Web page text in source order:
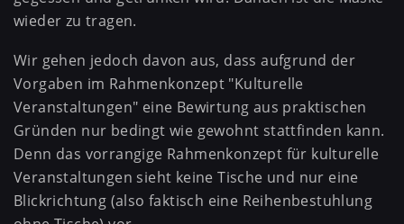
wieder zu tragen.
Wir gehen jedoch davon aus, dass aufgrund der
Vorgaben im Rahmenkonzept "Kulturelle
Veranstaltungen" eine Bewirtung aus praktischen
Gründen nur bedingt wie gewohnt stattfinden kann.
Denn das vorrangige Rahmenkonzept für kulturelle
Veranstaltungen sieht keine Tische und nur eine
Blickrichtung (also faktisch eine Reihenbestuhlung